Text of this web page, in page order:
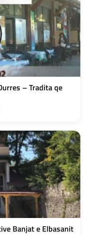
– Tradita qe
Banjat e Elbasanit